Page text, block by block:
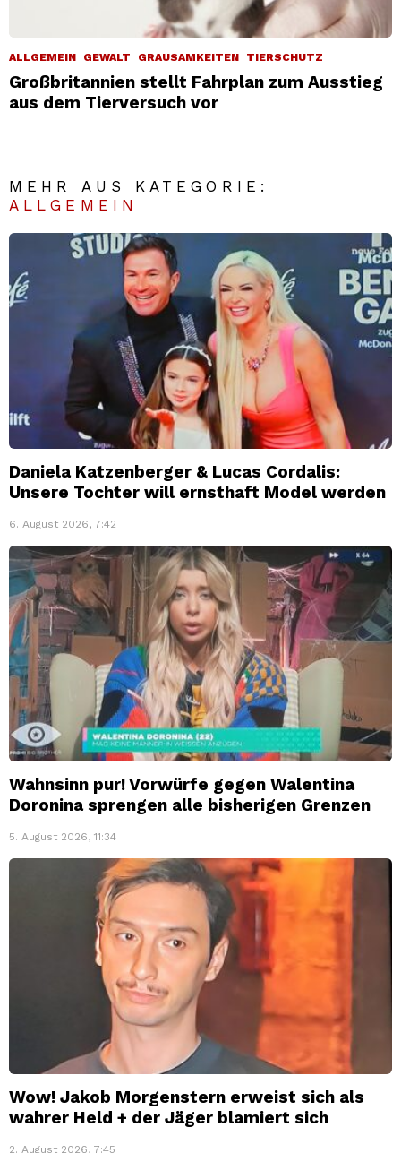
ALLGEMEIN GEWALT GRAUSAMKEITEN TIERSCHUTZ
Großbritannien stellt Fahrplan zum Ausstieg
aus dem Tierversuch vor
MEHR AUS KATEGORIE:
ALLGEMEIN
Daniela Katzenberger & Lucas Cordalis:
Unsere Tochter will ernsthaft Model werden
6. August 2026, 7:42
Wahnsinn pur! Vorwürfe gegen Walentina
Doronina sprengen alle bisherigen Grenzen
5. August 2026, 11:34
Wow! Jakob Morgenstern erweist sich als
wahrer Held + der Jäger blamiert sich
2. August 2026, 7:45